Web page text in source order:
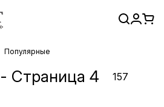
Популярные
Страница 4 157